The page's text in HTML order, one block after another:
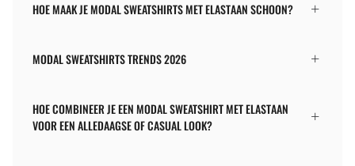
HOE MAAK JE MODAL SWEATSHIRTS MET ELASTAAN SCHOON?
MODAL SWEATSHIRTS TRENDS 2026
HOE COMBINEER JE EEN MODAL SWEATSHIRT MET ELASTAAN
VOOR EEN ALLEDAAGSE OF CASUAL LOOK?